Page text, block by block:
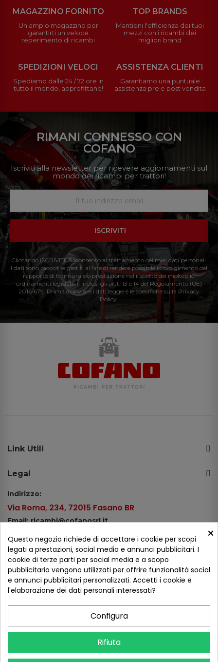
MAGAZZINO FORNITO
Un ampio magazzino per
garantirti un veloce
reperimento di ricambi
TOP BRANDS
Mantieni l'efficienza dei tuoi
mezzi con i ricambi dei
migliori brand
SPEDIZIONI VELOCI
Spediamo dalle 24 / 72 ore in
tutto il mondo, approfittane!
ASSISTENZA CLIENTI
Garantiamo una puntuale
assistenza pre e post vendita
RIMANI CONNESSO CON
COFANO
Iscriviti alla newsletter per ricevere aggiornamenti sul
mondo dei ricambi per trattori!
ISCRIVITI
Cliccando ISCRIVITI: Acconsento al trattamento dei miei dati personali.
I dati sono raccolti e gestiti al fine di rendere possibile lo svolgimento del
rapporto di fornitura e/o prestazione nel rispetto dei molteplici
ordinamenti legislativi, inclusi gli artt. 13 e 14 del Regolamento (UE)
2016/679. Prima di inviare i dati leggere le specifiche sulla Privacy
Policy.
Link Utili
Legal
Indirizzo:
Via Roma, 234, 72015 Fasano BR
Email: ricambi@cofanosrl.it
Tel.: +39 080 44 13 478
WhatsApp: +39 334 98 51 100
Metodi di pagamento
×
Questo negozio richiede di accettare i cookie per scopi
legati a prestazioni, social media e annunci pubblicitari. I
cookie di terze parti per social media e a scopo
pubblicitario vengono utilizzati per offrire funzionalità social
e annunci pubblicitari personalizzati. Accetti i cookie e
l'elaborazione dei dati personali interessati?
Configura
Rifiuta